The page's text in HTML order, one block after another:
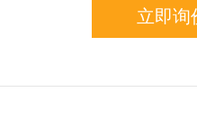
立即询